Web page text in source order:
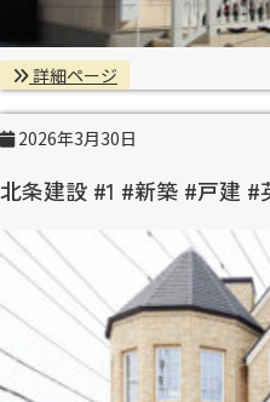
詳細ページ
2026年3月30日
北条建設 #1 #新築 #戸建